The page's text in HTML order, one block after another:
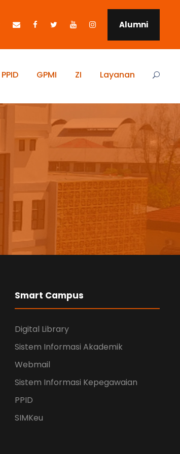
Alumni
PPID GPMI ZI Layanan
Smart Campus
Digital Library
Sistem Informasi Akademik
Webmail
Sistem Informasi Kepegawaian
PPID
SIMKeu